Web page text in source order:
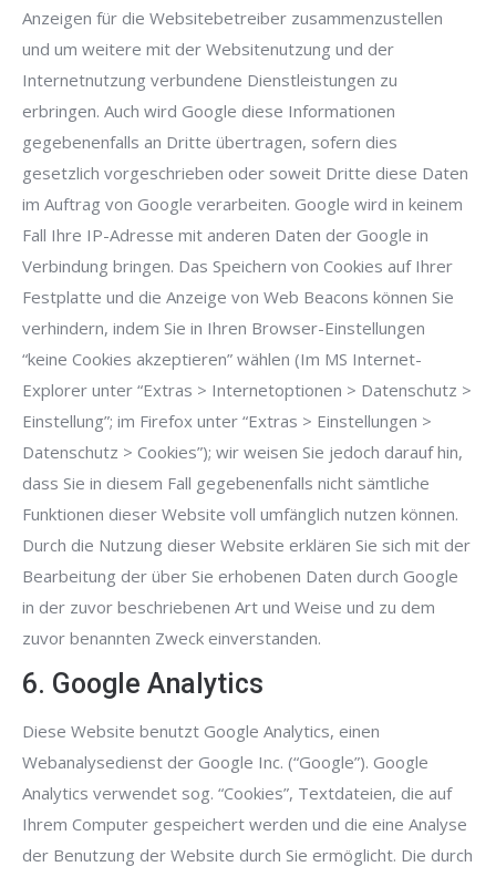
Anzeigen für die Websitebetreiber zusammenzustellen
und um weitere mit der Websitenutzung und der
Internetnutzung verbundene Dienstleistungen zu
erbringen. Auch wird Google diese Informationen
gegebenenfalls an Dritte übertragen, sofern dies
gesetzlich vorgeschrieben oder soweit Dritte diese Daten
im Auftrag von Google verarbeiten. Google wird in keinem
Fall Ihre IP-Adresse mit anderen Daten der Google in
Verbindung bringen. Das Speichern von Cookies auf Ihrer
Festplatte und die Anzeige von Web Beacons können Sie
verhindern, indem Sie in Ihren Browser-Einstellungen
“keine Cookies akzeptieren” wählen (Im MS Internet-
Explorer unter “Extras > Internetoptionen > Datenschutz >
Einstellung”; im Firefox unter “Extras > Einstellungen >
Datenschutz > Cookies”); wir weisen Sie jedoch darauf hin,
dass Sie in diesem Fall gegebenenfalls nicht sämtliche
Funktionen dieser Website voll umfänglich nutzen können.
Durch die Nutzung dieser Website erklären Sie sich mit der
Bearbeitung der über Sie erhobenen Daten durch Google
in der zuvor beschriebenen Art und Weise und zu dem
zuvor benannten Zweck einverstanden.
6. Google Analytics
Diese Website benutzt Google Analytics, einen
Webanalysedienst der Google Inc. (“Google”). Google
Analytics verwendet sog. “Cookies”, Textdateien, die auf
Ihrem Computer gespeichert werden und die eine Analyse
der Benutzung der Website durch Sie ermöglicht. Die durch